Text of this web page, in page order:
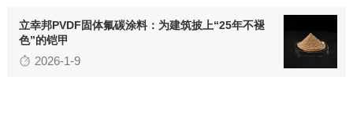
立幸邦PVDF固体氟碳涂料：为建筑披上“25年不褪
色”的铠甲
2026-1-9